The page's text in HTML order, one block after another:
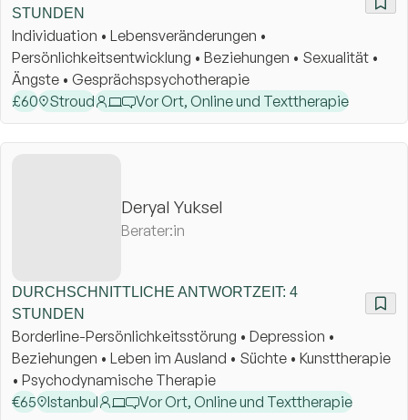
STUNDEN
Individuation • Lebensveränderungen •
Persönlichkeitsentwicklung • Beziehungen • Sexualität •
Ängste • Gesprächspsychotherapie
£60 Stroud Vor Ort, Online und Texttherapie
Deryal Yuksel
Berater:in
DURCHSCHNITTLICHE ANTWORTZEIT: 4
STUNDEN
Borderline-Persönlichkeitsstörung • Depression •
Beziehungen • Leben im Ausland • Süchte • Kunsttherapie
• Psychodynamische Therapie
€65 Istanbul Vor Ort, Online und Texttherapie